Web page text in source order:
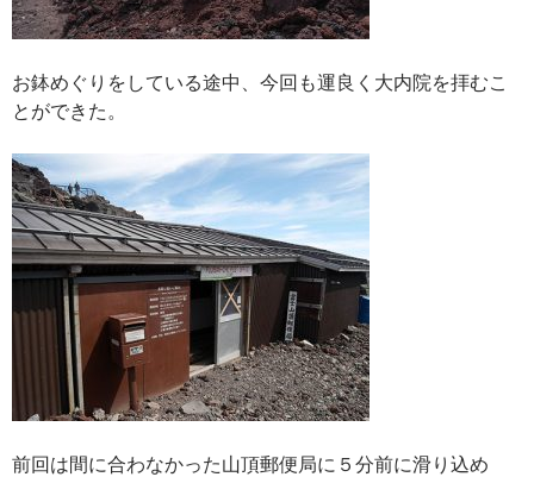
お鉢めぐりをしている途中、今回も運良く大内院を拝むこ
とができた。
前回は間に合わなかった山頂郵便局に５分前に滑り込め